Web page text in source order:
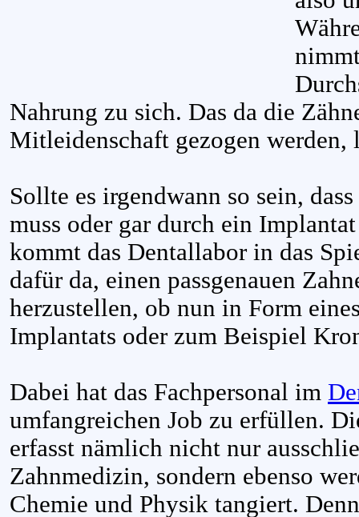
Nahrung zu sich. Das da die
Mitleidenschaft gezogen werden,
Sollte es irgendwann so sein,
muss oder gar durch ein
kommt das Dentallabor in das
dafür da, einen passgenauen
herzustellen, ob nun in Form
Implantats oder zum Beispiel
Dabei hat das Fachpersonal im
umfangreichen Job zu erfüllen.
erfasst nämlich nicht nur
Zahnmedizin, sondern ebenso
Chemie und Physik tangiert.